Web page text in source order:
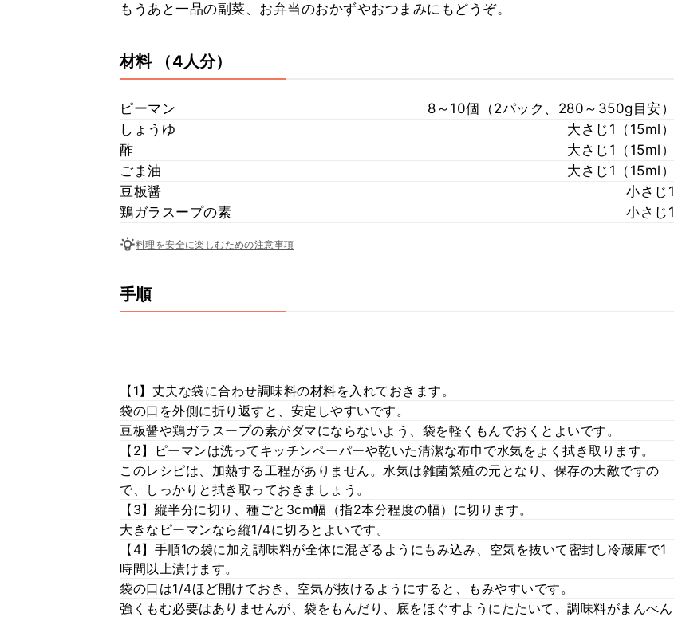
もうあと一品の副菜、お弁当のおかずやおつまみにもどうぞ。
材料 （4人分）
ピーマン
8～10個（2パック、280～350g目安）
しょうゆ
大さじ1（15ml）
酢
大さじ1（15ml）
ごま油
大さじ1（15ml）
豆板醤
小さじ1
鶏ガラスープの素
小さじ1
料理を安全に楽しむための注意事項
手順
【1】丈夫な袋に合わせ調味料の材料を入れておきます。
袋の口を外側に折り返すと、安定しやすいです。
豆板醤や鶏ガラスープの素がダマにならないよう、袋を軽くもんでおくとよいです。
【2】ピーマンは洗ってキッチンペーパーや乾いた清潔な布巾で水気をよく拭き取ります。
このレシピは、加熱する工程がありません。水気は雑菌繁殖の元となり、保存の大敵ですの
で、しっかりと拭き取っておきましょう。
【3】縦半分に切り、種ごと3cm幅（指2本分程度の幅）に切ります。
大きなピーマンなら縦1/4に切るとよいです。
【4】手順1の袋に加え調味料が全体に混ざるようにもみ込み、空気を抜いて密封し冷蔵庫で1
時間以上漬けます。
袋の口は1/4ほど開けておき、空気が抜けるようにすると、もみやすいです。
強くもむ必要はありませんが、袋をもんだり、底をほぐすようにたたいて、調味料がまんべん